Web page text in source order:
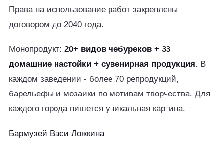
Права на использование работ закреплены
договором до 2040 года.
Монопродукт: 20+ видов чебуреков + 33
домашние настойки + сувенирная продукция. В
каждом заведении - более 70 репродукций,
барельефы и мозаики по мотивам творчества. Для
каждого города пишется уникальная картина.
Бармузей Васи Ложкина